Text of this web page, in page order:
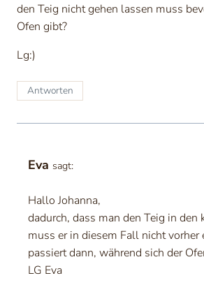
den Teig nicht gehen lassen muss
Ofen gibt?
Lg:)
Antworten
Eva sagt:
Hallo Johanna,
dadurch, dass man den Teig in den
muss er in diesem Fall nicht vorher
passiert dann, während sich der
LG Eva